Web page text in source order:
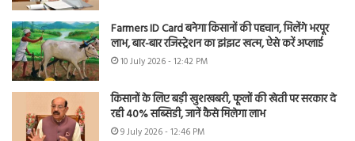
Farmers ID Card बनेगा किसानों की पहचान, मिलेंगे भरपूर
लाभ, बार-बार रजिस्ट्रेशन का झंझट खत्म, ऐसे करें अप्लाई
10 July 2026 - 12:42 PM
किसानों के लिए बड़ी खुशखबरी, फूलों की खेती पर सरकार दे
रही 40% सब्सिडी, जानें कैसे मिलेगा लाभ
9 July 2026 - 12:46 PM